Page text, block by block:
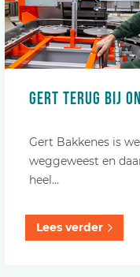
Gert terug bij
Gert Bakkenes is
weggeweest en
heel…
Lees verder